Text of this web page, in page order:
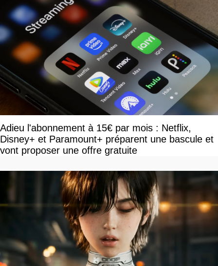
Adieu l'abonnement à 15€ par mois : Netflix,
Disney+ et Paramount+ préparent une bascule et
vont proposer une offre gratuite